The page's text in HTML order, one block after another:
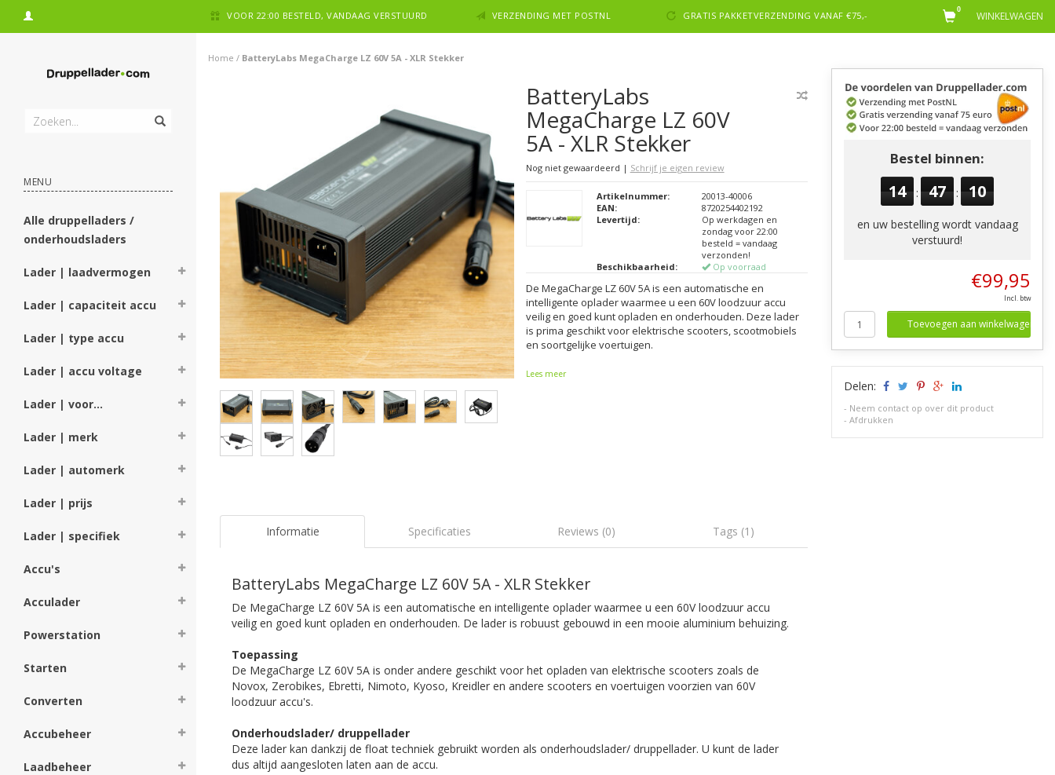
VOOR 22:00 BESTELD, VANDAAG VERSTUURD VERZENDING MET POSTNL GRATIS PAKKETVERZENDING VANAF €75,- WINKELWAGEN
0
MENU
Alle druppelladers /
onderhoudsladers
Lader | laadvermogen
Lader | capaciteit accu
Lader | type accu
Lader | accu voltage
Lader | voor...
Lader | merk
Lader | automerk
Lader | prijs
Lader | specifiek
Accu's
Acculader
Powerstation
Starten
Converten
Accubeheer
Laadbeheer
Home / BatteryLabs MegaCharge LZ 60V 5A - XLR Stekker
BatteryLabs
MegaCharge LZ 60V
5A - XLR Stekker
Nog niet gewaardeerd | Schrijf je eigen review
Artikelnummer:
20013-40006
EAN:
8720254402192
Levertijd:
Op werkdagen en
zondag voor 22:00
besteld = vandaag
verzonden!
Beschikbaarheid:
Op voorraad
De MegaCharge LZ 60V 5A is een automatische en
intelligente oplader waarmee u een 60V loodzuur accu
veilig en goed kunt opladen en onderhouden. Deze lader
is prima geschikt voor elektrische scooters, scootmobiels
en soortgelijke voertuigen.
Lees meer
Informatie Specificaties Reviews (0) Tags (1)
BatteryLabs MegaCharge LZ 60V 5A - XLR Stekker
De MegaCharge LZ 60V 5A is een automatische en intelligente oplader waarmee u een 60V loodzuur accu
veilig en goed kunt opladen en onderhouden. De lader is robuust gebouwd in een mooie aluminium behuizing.
Toepassing
De MegaCharge LZ 60V 5A is onder andere geschikt voor het opladen van elektrische scooters zoals de
Novox, Zerobikes, Ebretti, Nimoto, Kyoso, Kreidler en andere scooters en voertuigen voorzien van 60V
loodzuur accu's.
Onderhoudslader/ druppellader
Deze lader kan dankzij de float techniek gebruikt worden als onderhoudslader/ druppellader. U kunt de lader
dus altijd aangesloten laten aan de accu.
Bestel binnen:
14 : 47 : 09
en uw bestelling wordt vandaag
verstuurd!
€99,95
Incl. btw
Toevoegen aan winkelwagen
Delen:
- Neem contact op over dit product
-Afdrukken